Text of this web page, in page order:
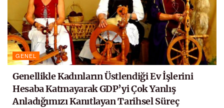
GENEL
Genellikle Kadınların Üstlendiği Ev İşlerini
Hesaba Katmayarak GDP’yi Çok Yanlış
Anladığımızı Kanıtlayan Tarihsel Süreç